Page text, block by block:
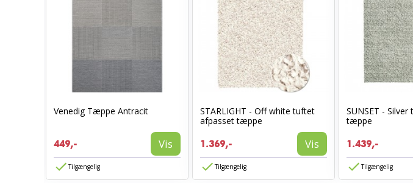
Venedig Tæppe Antracit
449,- Vis
Tilgængelig
STARLIGHT - Off white tuftet
afpasset tæppe
1.369,- Vis
Tilgængelig
SUNSET -
tæppe
1.439,-
Tilgængelig